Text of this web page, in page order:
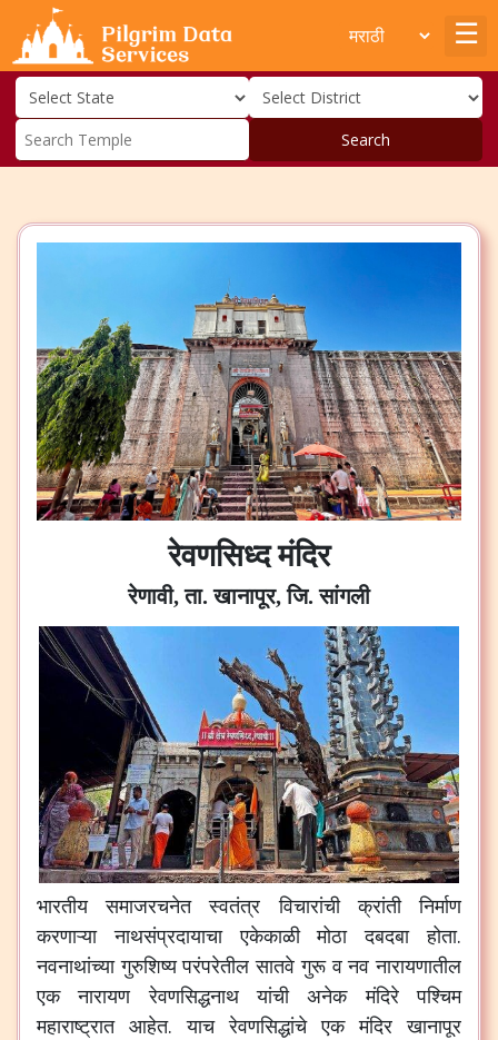
Search
रेवणसिध्द मंदिर
रेणावी, ता. खानापूर, जि. सांगली
भारतीय समाजरचनेत स्वतंत्र विचारांची क्रांती
निर्माण
करणाऱ्या
नाथसंप्रदायाचा एकेकाळी मोठा दबदबा होता.
नवनाथांच्या गुरुशिष्य परंपरेतील सातवे गुरू व नव नारायणातील
एक
नारायण रेवणसिद्धनाथ यांची अनेक मंदिरे
पश्चिम
महाराष्ट्रात आहेत.याच रेवणसिद्धांचे एक मंदिर खानापूर